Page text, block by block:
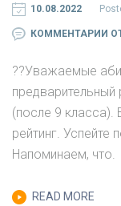
10.08.2022
КОММЕНТАРИИ К
9
?‍?Уважаемые
предварительный
(после 9 класса).
рейтинг. Успейте
Напоминаем, что.
READ MORE